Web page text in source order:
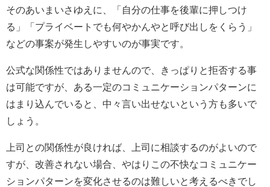
そのあいまいさゆえに、「自分の仕事を後輩に押しつけ
る」「プライベートでも何やかんやと呼び出しをくらう」
などの事案が発生しやすいのが事実です。
公式な関係性ではありませんので、きっぱりと拒否する事
は可能ですが、ある一定のコミュニケーションパターンに
はまり込んでいると、中々言い出せないという方も多いで
しょう。
上司との関係性が良ければ、上司に相談するのがよいので
すが、改善されない場合、やはりこの不快なコミュニケー
ションパターンを変化させるのは難しいと考えるべきでし